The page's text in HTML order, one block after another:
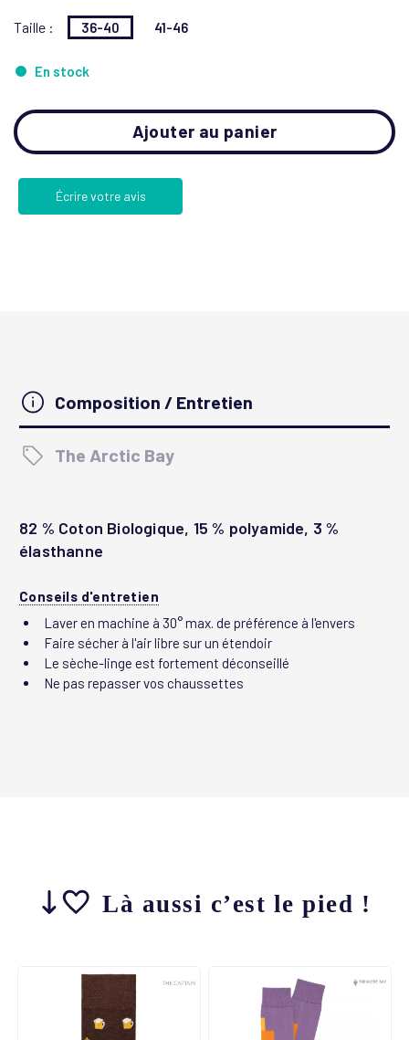
Taille : 36-40 41-46
En stock
Ajouter au panier
Écrire votre avis
Composition / Entretien
The Arctic Bay
82 % Coton Biologique, 15 % polyamide, 3 %
élasthanne
Conseils d'entretien
Laver en machine à 30° max. de préférence à l'envers
Faire sécher à l'air libre sur un étendoir
Le sèche-linge est fortement déconseillé
Ne pas repasser vos chaussettes
Là aussi c’est le pied !